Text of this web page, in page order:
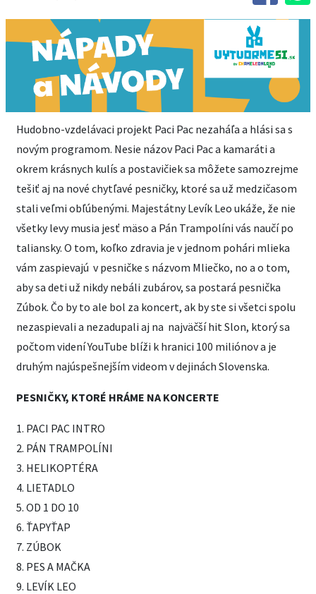
Hudobno-vzdelávaci projekt Paci Pac nezaháľa a hlási sa s
novým programom. Nesie názov Paci Pac a kamaráti a
okrem krásnych kulís a postavičiek sa môžete samozrejme
tešiť aj na nové chytľavé pesničky, ktoré sa už medzičasom
stali veľmi obľúbenými. Majestátny Levík Leo ukáže, že nie
všetky levy musia jesť mäso a Pán Trampolíni vás naučí po
taliansky. O tom, koľko zdravia je v jednom pohári mlieka
vám zaspievajú v pesničke s názvom Mliečko, no a o tom,
aby sa deti už nikdy nebáli zubárov, sa postará pesnička
Zúbok. Čo by to ale bol za koncert, ak by ste si všetci spolu
nezaspievali a nezadupali aj na najväčší hit Slon, ktorý sa
počtom videní YouTube blíži k hranici 100 miliónov a je
druhým najúspešnejším videom v dejinách Slovenska.
PESNIČKY, KTORÉ HRÁME NA KONCERTE
1. PACI PAC INTRO
2. PÁN TRAMPOLÍNI
3. HELIKOPTÉRA
4. LIETADLO
5. OD 1 DO 10
6. ŤAPYŤAP
7. ZÚBOK
8. PES A MAČKA
9. LEVÍK LEO